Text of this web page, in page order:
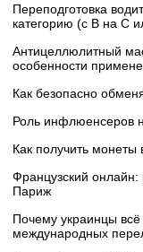
Переподготовка
категорию (с B на C
Антицеллюлитный
особенности
Как безопасно
Роль инфлюенсеров
Как получить монеты
Французский онлайн:
Париж
Почему украинцы
международных